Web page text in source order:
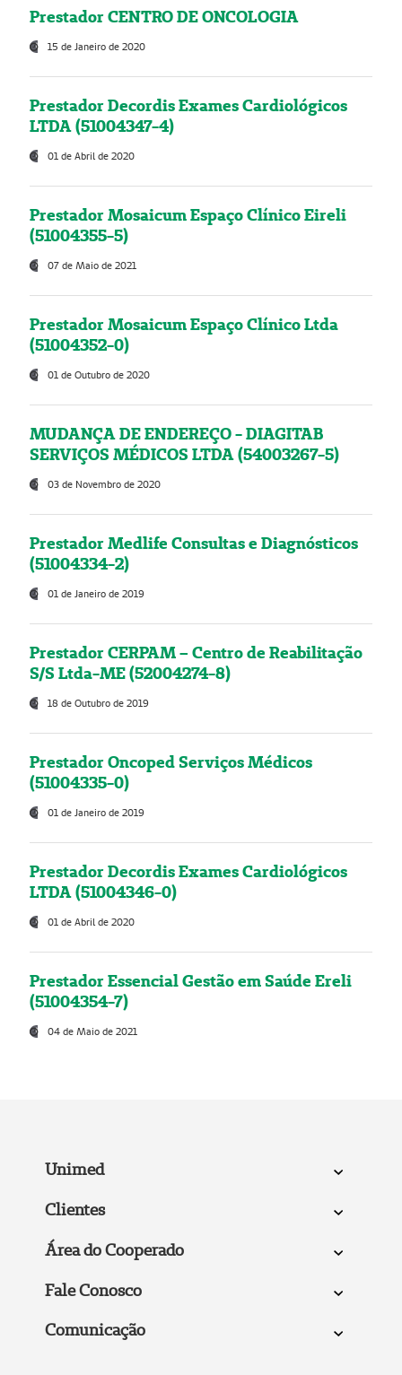
Prestador CENTRO DE ONCOLOGIA
15 de Janeiro de 2020
Prestador Decordis Exames Cardiológicos
LTDA (51004347-4)
01 de Abril de 2020
Prestador Mosaicum Espaço Clínico Eireli
(51004355-5)
07 de Maio de 2021
Prestador Mosaicum Espaço Clínico Ltda
(51004352-0)
01 de Outubro de 2020
MUDANÇA DE ENDEREÇO - DIAGITAB
SERVIÇOS MÉDICOS LTDA (54003267-5)
03 de Novembro de 2020
Prestador Medlife Consultas e Diagnósticos
(51004334-2)
01 de Janeiro de 2019
Prestador CERPAM – Centro de Reabilitação
S/S Ltda-ME (52004274-8)
18 de Outubro de 2019
Prestador Oncoped Serviços Médicos
(51004335-0)
01 de Janeiro de 2019
Prestador Decordis Exames Cardiológicos
LTDA (51004346-0)
01 de Abril de 2020
Prestador Essencial Gestão em Saúde Ereli
(51004354-7)
04 de Maio de 2021
Unimed
Clientes
Área do Cooperado
Fale Conosco
Comunicação